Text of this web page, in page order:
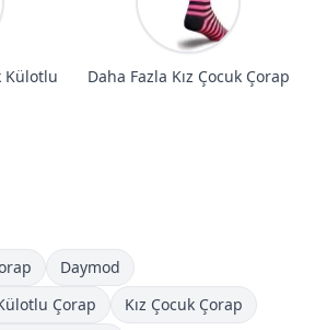
Külotlu
Daha Fazla Kız Çocuk Çorap
Daymod
Çorap
Kız Çocuk Çorap